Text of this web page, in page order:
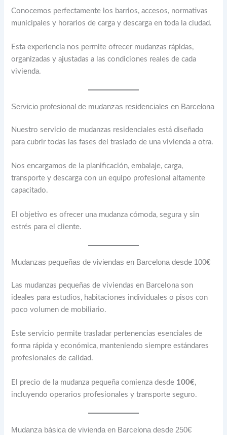
Conocemos perfectamente los barrios, accesos, normativas
municipales y horarios de carga y descarga en toda la ciudad.
Esta experiencia nos permite ofrecer mudanzas rápidas,
organizadas y ajustadas a las condiciones reales de cada
vivienda.
Servicio profesional de mudanzas residenciales en Barcelona
Nuestro servicio de mudanzas residenciales está diseñado
para cubrir todas las fases del traslado de una vivienda a otra.
Nos encargamos de la planificación, embalaje, carga,
transporte y descarga con un equipo profesional altamente
capacitado.
El objetivo es ofrecer una mudanza cómoda, segura y sin
estrés para el cliente.
Mudanzas pequeñas de viviendas en Barcelona desde 100€
Las mudanzas pequeñas de viviendas en Barcelona son
ideales para estudios, habitaciones individuales o pisos con
poco volumen de mobiliario.
Este servicio permite trasladar pertenencias esenciales de
forma rápida y económica, manteniendo siempre estándares
profesionales de calidad.
El precio de la mudanza pequeña comienza desde 100€,
incluyendo operarios profesionales y transporte seguro.
Mudanza básica de vivienda en Barcelona desde 250€